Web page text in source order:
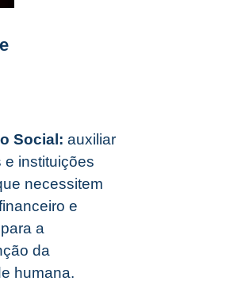
Social: auxiliar
e instituições
necessitem
e
a
da
humana.